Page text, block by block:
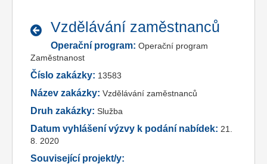
Vzdělávání zaměstnanců
Operační program: Operační program
Zaměstnanost
Číslo zakázky: 13583
Název zakázky: Vzdělávání zaměstnanců
Druh zakázky: Služba
Datum vyhlášení výzvy k podání nabídek: 21.
8. 2020
Související projekt/y: